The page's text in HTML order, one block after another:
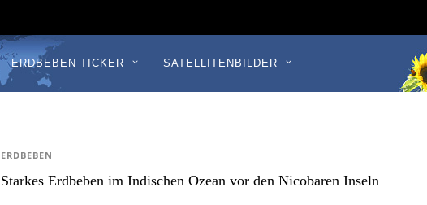
ERDBEBEN TICKER SATELLITENBILDER
ERDBEBEN
Starkes Erdbeben im Indischen Ozean vor den Nicobaren Inseln